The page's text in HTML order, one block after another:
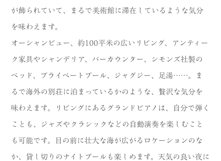
が飾られていて、まるで美術館に滞在しているような気分
を味わえます。
オーシャンビュー、約100平米の広いリビング、アンティー
ク家具やシャンデリア、バーカウンター、シモンズ社製の
ベッド、プライベートプール、ジャグジー、足湯……。ま
るで海外の別荘に泊まっているかのような、贅沢な気分を
味わえます。リビングにあるグランドピアノは、自分で弾く
ことも、ジャズやクラシックなどの自動演奏を楽しむこと
も可能です。目の前に壮大な海が広がるロケーションのな
か、貸し切りのナイトプールも楽しめます。天気の良い夜に